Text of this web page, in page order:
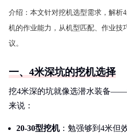
介绍： 本文针对挖机选型需求，解析
机的作业能力，从机型匹配、作业技
议。
一、4米深坑的挖机选择
挖4米深的坑就像选潜水装备
来说：
20-30型挖机：勉强够到4米但